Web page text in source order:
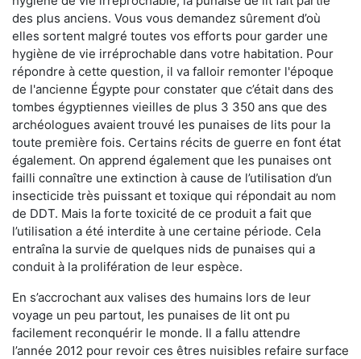
des plus anciens. Vous vous demandez sûrement d’où
elles sortent malgré toutes vos efforts pour garder une
hygiène de vie irréprochable dans votre habitation. Pour
répondre à cette question, il va falloir remonter l'époque
de l'ancienne Égypte pour constater que c’était dans des
tombes égyptiennes vieilles de plus 3 350 ans que des
archéologues avaient trouvé les punaises de lits pour la
toute première fois. Certains récits de guerre en font état
également. On apprend également que les punaises ont
failli connaître une extinction à cause de l’utilisation d’un
insecticide très puissant et toxique qui répondait au nom
de DDT. Mais la forte toxicité de ce produit a fait que
l’utilisation a été interdite à une certaine période. Cela
entraîna la survie de quelques nids de punaises qui a
conduit à la prolifération de leur espèce.
En s’accrochant aux valises des humains lors de leur
voyage un peu partout, les punaises de lit ont pu
facilement reconquérir le monde. Il a fallu attendre
l’année 2012 pour revoir ces êtres nuisibles refaire surface